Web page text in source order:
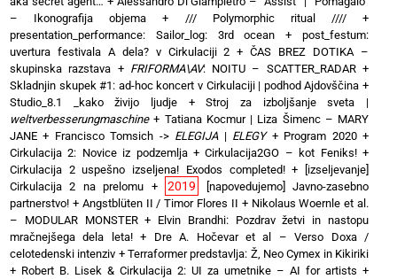
– Ikonografija objema + /// Polymorphic ritual ////+
presentation_performance: Sailor_log: 3rd ocean +post_festum:
uvertura festivala A dela? v Cirkulaciji 2 +ČAS BREZ DOTIKA –
skupinska razstava + FRIFORMA\AV: NOITU – SCATTER_RADAR+
Skladnjin skupek #1: ad-hoc koncert v Cirkulaciji | podhod Ajdovščina +
Studio_8.1 _kako živijo ljudje +Stroj za izboljšanje sveta |
weltverbesserungmaschine+ Tatiana Kocmur | Liza Šimenc – MARY
JANE + Francisco Tomsich -> ELEGIJA| ELEGY+ Program 2020+
Cirkulacija 2: Novice iz podzemlja+Cirkulacija2GO – kot Feniks!+
Cirkulacija 2 uspešno izseljena! Exodos completed!+
[izseljevanje]
Cirkulacija 2 na prelomu + 2019
[napovedujemo] Javno-zasebno
partnerstvo! + Angstblüten II / Timor Flores II + Nikolaus Woernle et al.
– MODULAR MONSTER+ Elvin Brandhi: Pozdrav žetvi in nastopu
mračnejšega dela leta!+ Dre A. Hočevar et al – Verso Doxa /
celotedenski intenziv +Terraformer predstavlja: Ž, Neo Cymex in Kikiriki
+ Robert B. Lisek & Cirkulacija 2: UI za umetnike – AI for artists +